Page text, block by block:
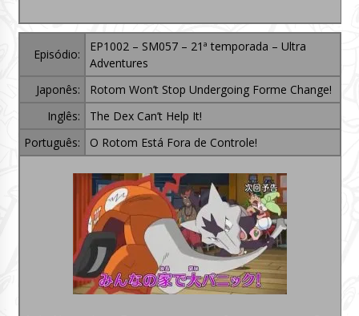
Episódio:
EP1002 – SM057 – 21ª temporada – Ultra
Adventures
Japonês:
Rotom Won’t Stop Undergoing Forme Change!
Inglês:
The Dex Can’t Help It!
Português:
O Rotom Está Fora de Controle!